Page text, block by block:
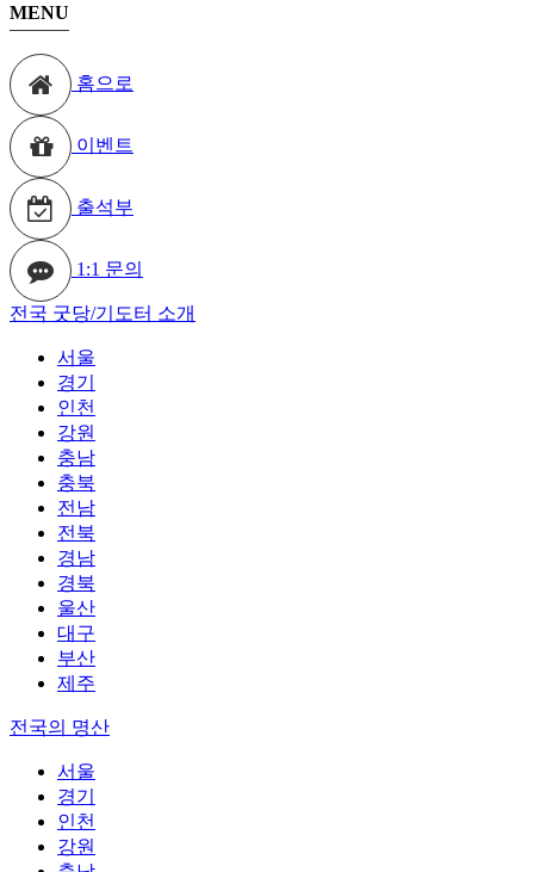
MENU
홈으로
이벤트
출석부
1:1 문의
전국 굿당/기도터 소개
서울
경기
인천
강원
충남
충북
전남
전북
경남
경북
울산
대구
부산
제주
전국의 명산
서울
경기
인천
강원